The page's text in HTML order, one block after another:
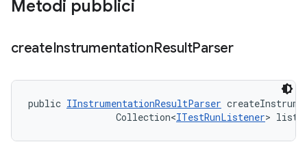
Metodi pubblici
createInstrumentationResultParser
public IInstrumentationResultParser
                Collection<
ITestRunListener>